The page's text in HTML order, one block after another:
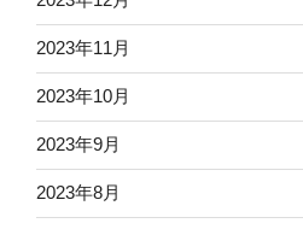
2023年11月
2023年10月
2023年9月
2023年8月